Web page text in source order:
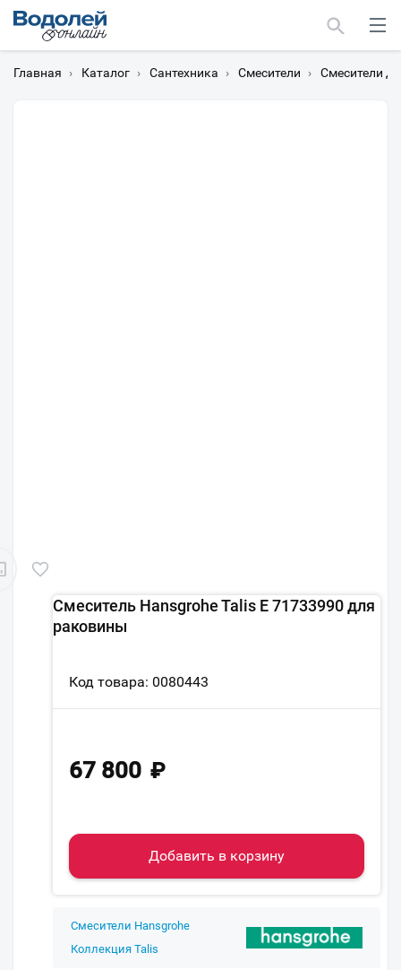
Главная › Каталог › Сантехника › Смесители › Смесители
Смеситель Hansgrohe Talis E 71733990 для
раковины
Код товара: 0080443
67 800 ₽
Добавить в корзину
Смесители Hansgrohe
Коллекция Talis